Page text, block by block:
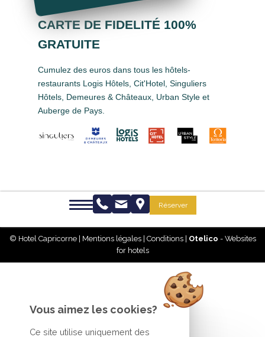
CARTE DE FIDELITÉ 100%
GRATUITE
Cumulez des euros dans tous les hôtels-
restaurants Logis Hôtels, Cit'Hotel, Singuliers
Hôtels, Demeures & Châteaux, Urban Style et
Auberge de Pays.
Réserver
© Hotel Capricorne | Mentions légales| Conditions| Otelico - Websites
for hotels
Vous aimez les cookies?
Ce site utilise uniquement des